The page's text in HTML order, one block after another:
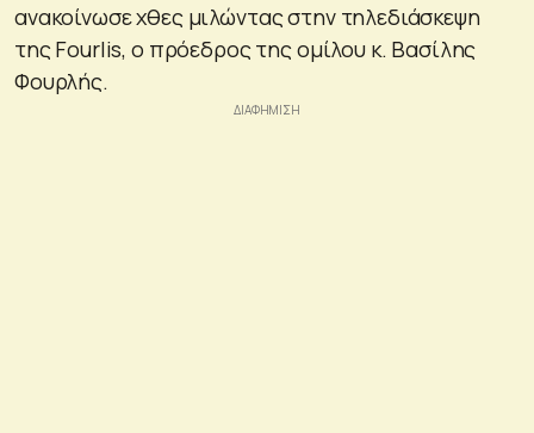
ανακοίνωσε χθες μιλώντας στην τηλεδιάσκεψη
της Fourlis, ο πρόεδρος της ομίλου κ. Βασίλης
Φουρλής.